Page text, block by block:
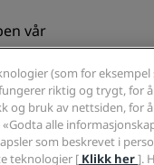
vår
(som for
riktig og trygt, for
og bruk av nettsiden, for
alle
som beskrevet i
teknologier [ Klikk her].